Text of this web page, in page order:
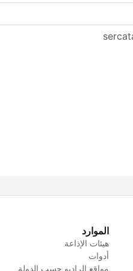
الموارد
هيئات الإذاعة
أدوات
مواقع الراديو حسب الدولة